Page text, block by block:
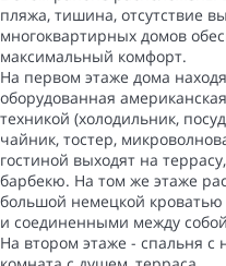
пляжа, тишина, отсутствие
многоквартирных домов
максимальный комфорт.
На первом этаже дома
оборудованная
техникой (холодильник,
чайник, тостер,
гостиной выходят на
барбекю. На том же этаже
большой немецкой
и соединенными между
На втором этаже - спальня с